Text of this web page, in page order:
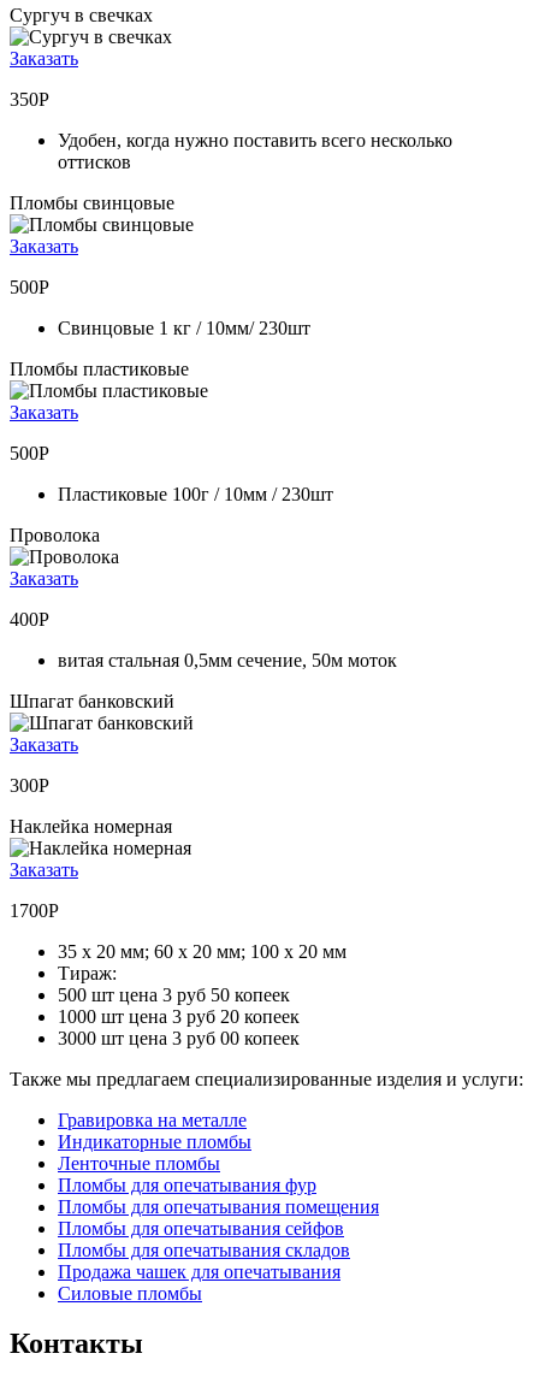
Сургуч в свечках
Заказать
350Р
Удобен, когда нужно поставить всего несколько
оттисков
Пломбы свинцовые
Заказать
500Р
Свинцовые 1 кг / 10мм/ 230шт
Пломбы пластиковые
Заказать
500Р
Пластиковые 100г / 10мм / 230шт
Проволока
Заказать
400Р
витая стальная 0,5мм сечение, 50м моток
Шпагат банковский
Заказать
300Р
Наклейка номерная
Заказать
1700Р
35 х 20 мм; 60 х 20 мм; 100 х 20 мм
Тираж:
500 шт цена 3 руб 50 копеек
1000 шт цена 3 руб 20 копеек
3000 шт цена 3 руб 00 копеек
Также мы предлагаем специализированные изделия и услуги:
Гравировка на металле
Индикаторные пломбы
Ленточные пломбы
Пломбы для опечатывания фур
Пломбы для опечатывания помещения
Пломбы для опечатывания сейфов
Пломбы для опечатывания складов
Продажа чашек для опечатывания
Силовые пломбы
Контакты